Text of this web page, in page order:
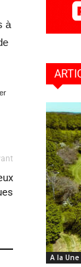
à
er
A la Une